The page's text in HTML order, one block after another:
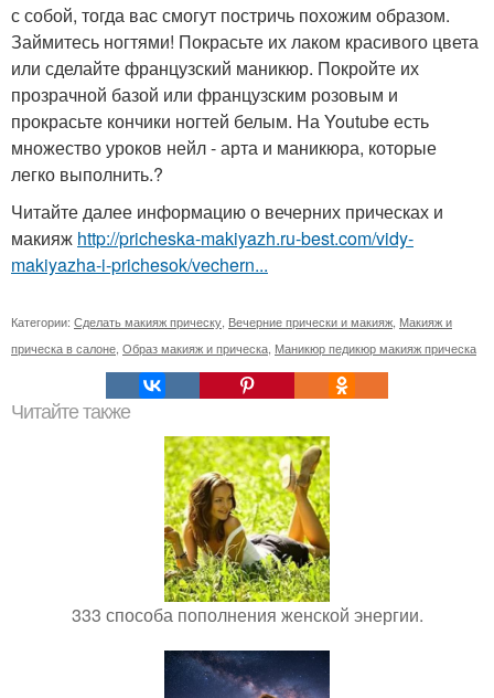
с собой, тогда вас смогут постричь похожим образом.
Займитесь ногтями! Покрасьте их лаком красивого цвета
или сделайте французский маникюр. Покройте их
прозрачной базой или французским розовым и
прокрасьте кончики ногтей белым. На Youtube есть
множество уроков нейл - арта и маникюра, которые
легко выполнить.?
Читайте далее информацию о вечерних прическах и
макияж http://pricheska-makiyazh.ru-best.com/vidy-
makiyazha-i-prichesok/vechern...
Категории: Сделать макияж прическу Вечерние прически и макияж Макияж и
прическа в салоне Образ макияж и прическа Маникюр педикюр макияж прическа
Читайте также
333 способа пополнения женской энергии.